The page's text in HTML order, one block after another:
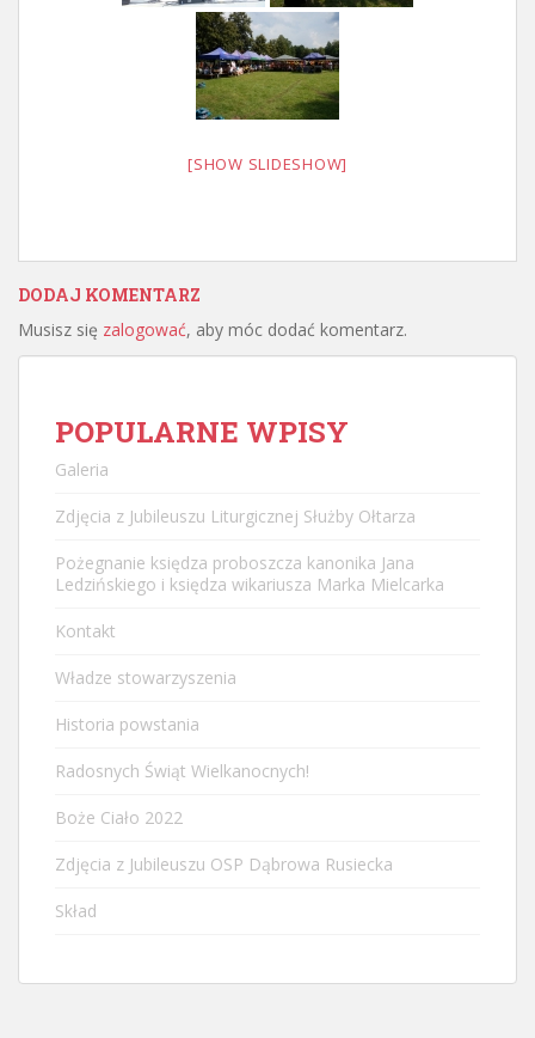
[SHOW SLIDESHOW]
DODAJ KOMENTARZ
Musisz się zalogować, aby móc dodać komentarz.
POPULARNE WPISY
Galeria
Zdjęcia z Jubileuszu Liturgicznej Służby Ołtarza
Pożegnanie księdza proboszcza kanonika Jana
Ledzińskiego i księdza wikariusza Marka Mielcarka
Kontakt
Władze stowarzyszenia
Historia powstania
Radosnych Świąt Wielkanocnych!
Boże Ciało 2022
Zdjęcia z Jubileuszu OSP Dąbrowa Rusiecka
Skład